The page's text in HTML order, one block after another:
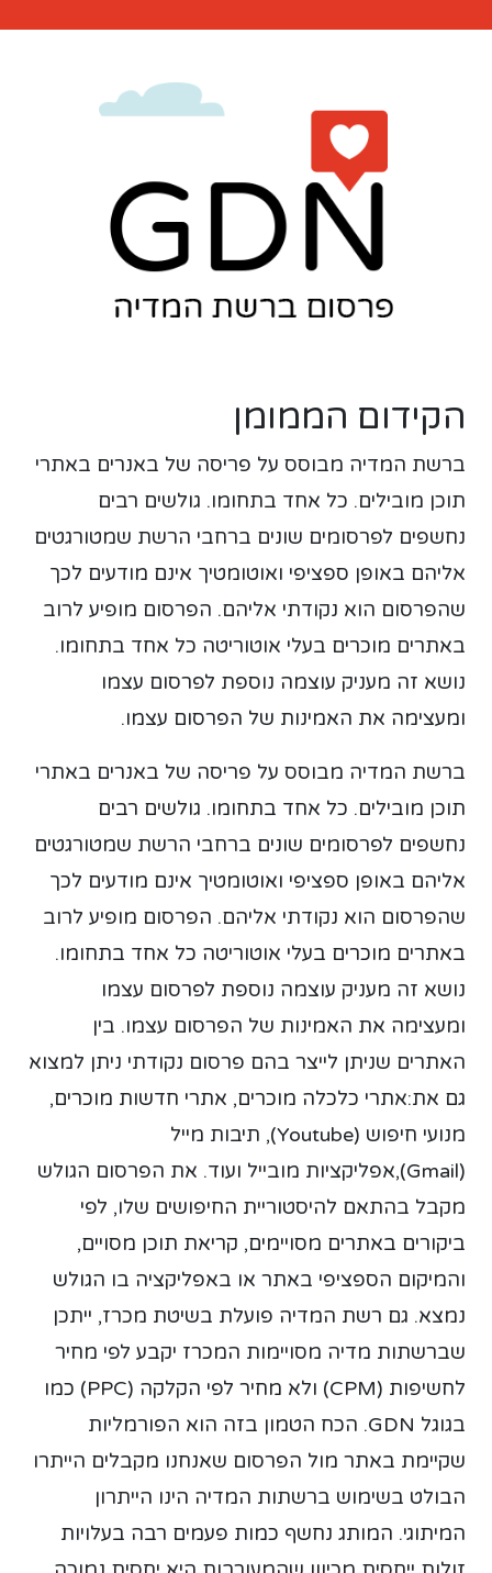
הקידום הממומן
ברשת המדיה מבוסס על פריסה של באנרים באתרי
תוכן מובילים. כל אחד בתחומו. גולשים רבים
נחשפים לפרסומים שונים ברחבי הרשת שמטורגטים
אליהם באופן ספציפי ואוטומטיך אינם מודעים לכך
שהפרסום הוא נקודתי אליהם. הפרסום מופיע לרוב
באתרים מוכרים בעלי אוטוריטה כל אחד בתחומו.
נושא זה מעניק עוצמה נוספת לפרסום עצמו
ומעצימה את האמינות של הפרסום עצמו.
ברשת המדיה מבוסס על פריסה של באנרים באתרי
תוכן מובילים. כל אחד בתחומו. גולשים רבים
נחשפים לפרסומים שונים ברחבי הרשת שמטורגטים
אליהם באופן ספציפי ואוטומטיך אינם מודעים לכך
שהפרסום הוא נקודתי אליהם. הפרסום מופיע לרוב
באתרים מוכרים בעלי אוטוריטה כל אחד בתחומו.
נושא זה מעניק עוצמה נוספת לפרסום עצמו
ומעצימה את האמינות של הפרסום עצמו. בין
האתרים שניתן לייצר בהם פרסום נקודתי ניתן למצוא
גם את:אתרי כלכלה מוכרים, אתרי חדשות מוכרים,
מנועי חיפוש (Youtube), תיבות מייל
(Gmail),אפליקציות מובייל ועוד. את הפרסום הגולש
מקבל בהתאם להיסטוריית החיפושים שלו, לפי
ביקורים באתרים מסויימים, קריאת תוכן מסויים,
והמיקום הספציפי באתר או באפליקציה בו הגולש
נמצא. גם רשת המדיה פועלת בשיטת מכרז, ייתכן
שברשתות מדיה מסויימות המכרז יקבע לפי מחיר
לחשיפות (CPM) ולא מחיר לפי הקלקה (PPC) כמו
בגוגל GDN. הכח הטמון בזה הוא הפורמליות
שקיימת באתר מול הפרסום שאנחנו מקבלים הייתרו
הבולט בשימוש ברשתות המדיה הינו הייתרון
המיתוגי. המותג נחשף כמות פעמים רבה בעלויות